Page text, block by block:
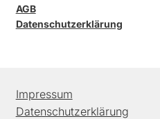
AGB
Datenschutzerklärung
Impressum
Datenschutzerklärung